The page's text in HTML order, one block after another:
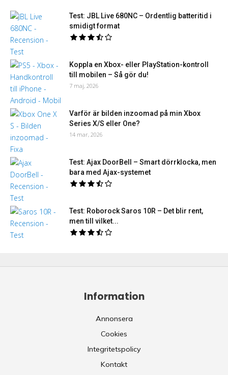
Test: JBL Live 680NC – Ordentlig batteritid i
smidigt format
Koppla en Xbox- eller PlayStation-kontroll
till mobilen – Så gör du!
7 maj, 2026
Varför är bilden inzoomad på min Xbox
Series X/S eller One?
14 mar, 2026
Test: Ajax DoorBell – Smart dörrklocka, men
bara med Ajax-systemet
Test: Roborock Saros 10R – Det blir rent,
men till vilket...
Information
Annonsera
Cookies
Integritetspolicy
Kontakt